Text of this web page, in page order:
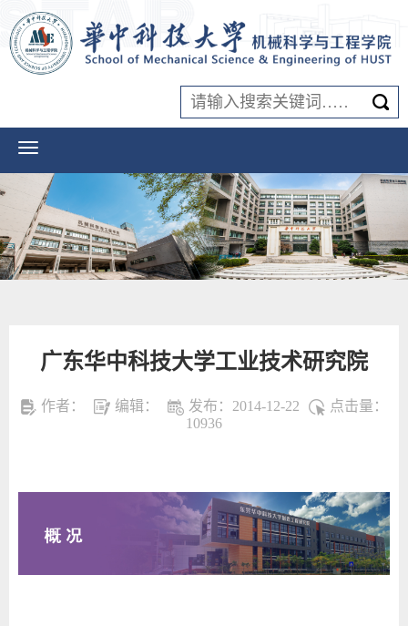
广东华中科技大学工业技术研究院
作者： 编辑： 发布：2014-12-22
点击量：
10936